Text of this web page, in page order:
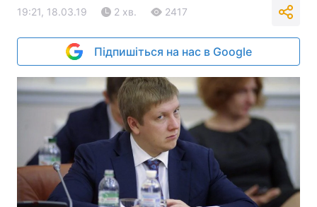
19:21, 18.03.19 2 хв. 2417
Підпишіться на нас в Google